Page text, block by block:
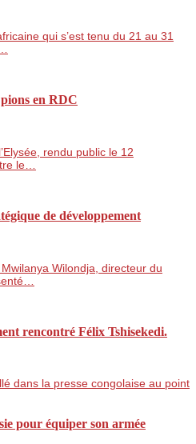
qui s’est tenu du 21 au 31
en RDC
rendu public le 12
le…
de développement
Wilondja, directeur du
rencontré Félix Tshisekedi.
dans la presse congolaise au point
pour équiper son armée